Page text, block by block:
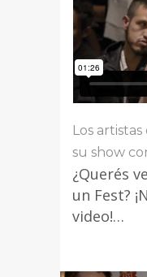
Los
su show
¿Querés
un Fest?
video!…